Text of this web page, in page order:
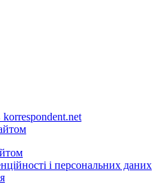
korrespondent.net
і персональних даних